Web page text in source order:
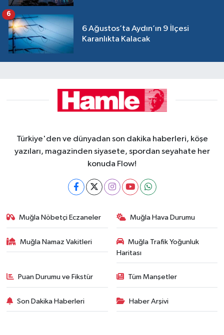
6 Ağustos’ta Aydın’ın 9 İlçesi
Karanlıkta Kalacak
6
Türkiye'den ve dünyadan son dakika haberleri, köşe
yazıları, magazinden siyasete, spordan seyahate her
konuda Flow!
Muğla Nöbetçi Eczaneler Muğla Hava Durumu
Muğla Namaz Vakitleri
Muğla Trafik Yoğunluk
Haritası
Puan Durumu ve Fikstür Tüm Manşetler
Son Dakika Haberleri Haber Arşivi